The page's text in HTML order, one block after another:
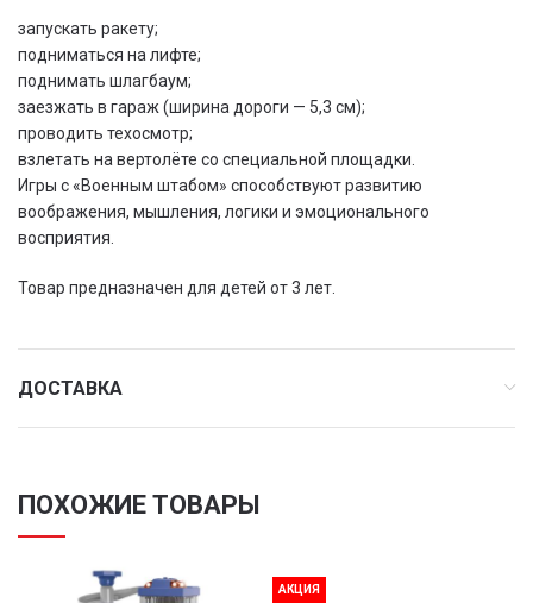
запускать ракету;
подниматься на лифте;
поднимать шлагбаум;
заезжать в гараж (ширина дороги — 5,3 см);
проводить техосмотр;
взлетать на вертолёте со специальной площадки.
Игры с «Военным штабом» способствуют развитию
воображения, мышления, логики и эмоционального
восприятия.
Товар предназначен для детей от 3 лет.
ДОСТАВКА
ПОХОЖИЕ ТОВАРЫ
АКЦИЯ